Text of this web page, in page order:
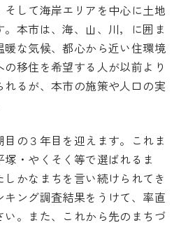
して海岸エリアを中心に土地
本市は、海、山、川，に囲ま
暖な気候、都心から近い住環境
移住を希望する人が以前より
るが、本市の施策や人口の実
の３年目を迎えます。これま
・やくそく等で選ばれるま
かなまちを言い続けられてき
キング調査結果をうけて、率直
い。また、これから先のまちづ